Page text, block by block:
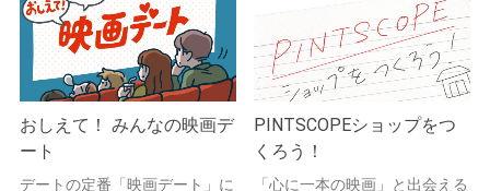
おしえて！ みんなの映画デ
ート
デートの定番「映画デート」に
PINTSCOPEショップをつ
くろう！
「心に一本の映画」と出会える